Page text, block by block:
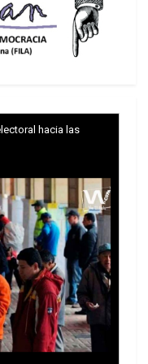
la propuesta
Chávez,
Hay
de gobierno
Es necesario
de la
Torres con el
La
cultural y
es el
debería ser
social y cultural
hacia las